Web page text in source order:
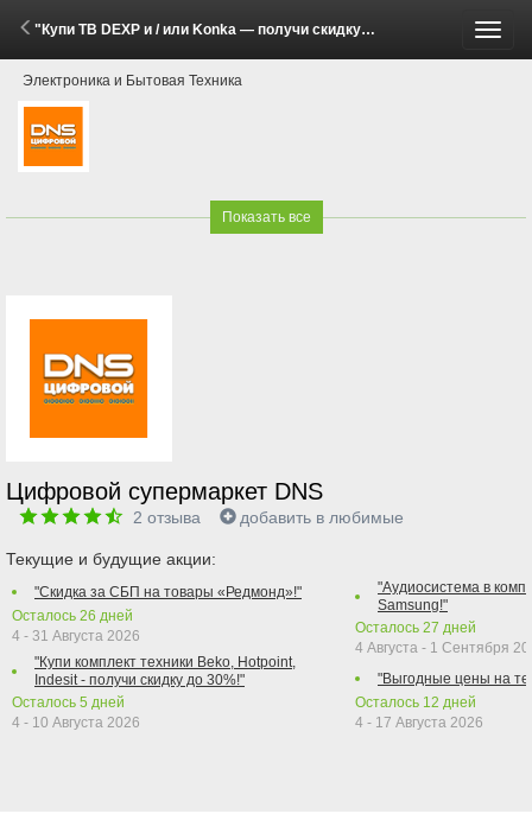
"Купи ТВ DEXP и / или Konka — получи скидку на Яндекс Плюс, WINK, ИВИ или KION+Premium на 12 мес." (2 Марта - 30 Июня 2026)
Электроника и Бытовая Техника
Показать все
Цифровой супермаркет DNS
2 отзыва добавить в любимые
Текущие и будущие акции:
"Скидка за СБП на товары «Редмонд»!"
Осталось 26 дней
4 - 31 Августа 2026
"Купи комплект техники Beko, Hotpoint,
Indesit - получи скидку до 30%!"
Осталось 5 дней
4 - 10 Августа 2026
"Аудиосистема в
Samsung!"
Осталось 27 дней
4 Августа - 1 Сентября
"Выгодные цены на
Осталось 12 дней
4 - 17 Августа 2026